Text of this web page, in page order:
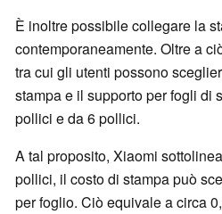
È inoltre possibile collegare la
contemporaneamente. Oltre a
tra cui gli utenti possono
stampa e il supporto per fogli di
pollici e da 6 pollici.
A tal proposito, Xiaomi
pollici, il costo di stampa può
per foglio. Ciò equivale a circa